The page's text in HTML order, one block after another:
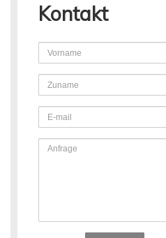
Kontakt